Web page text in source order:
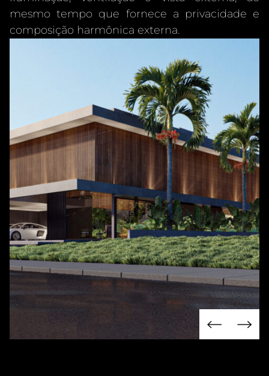
mesmo tempo que fornece a privacidade e
composição harmônica externa.